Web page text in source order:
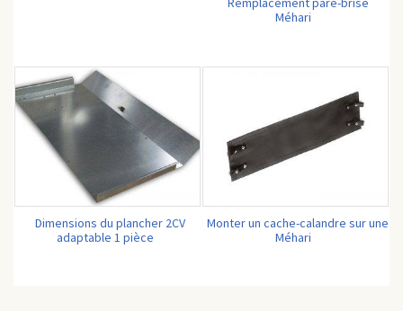
Méhari
Dimensions du plancher 2CV
adaptable 1 pièce
Monter un cache-calandre sur une
Méhari